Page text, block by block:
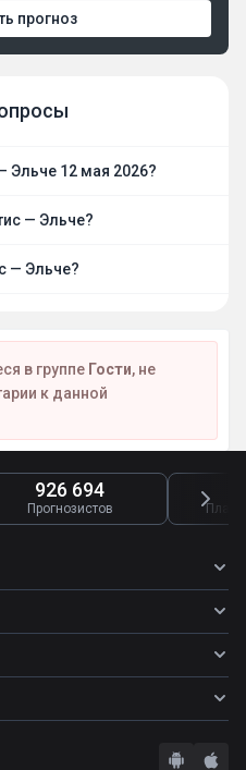
прогноз
Эльче 12 мая 2026?
— Эльче?
— Эльче?
в группе Гости, не
к данной
926 694
Прогнозистов